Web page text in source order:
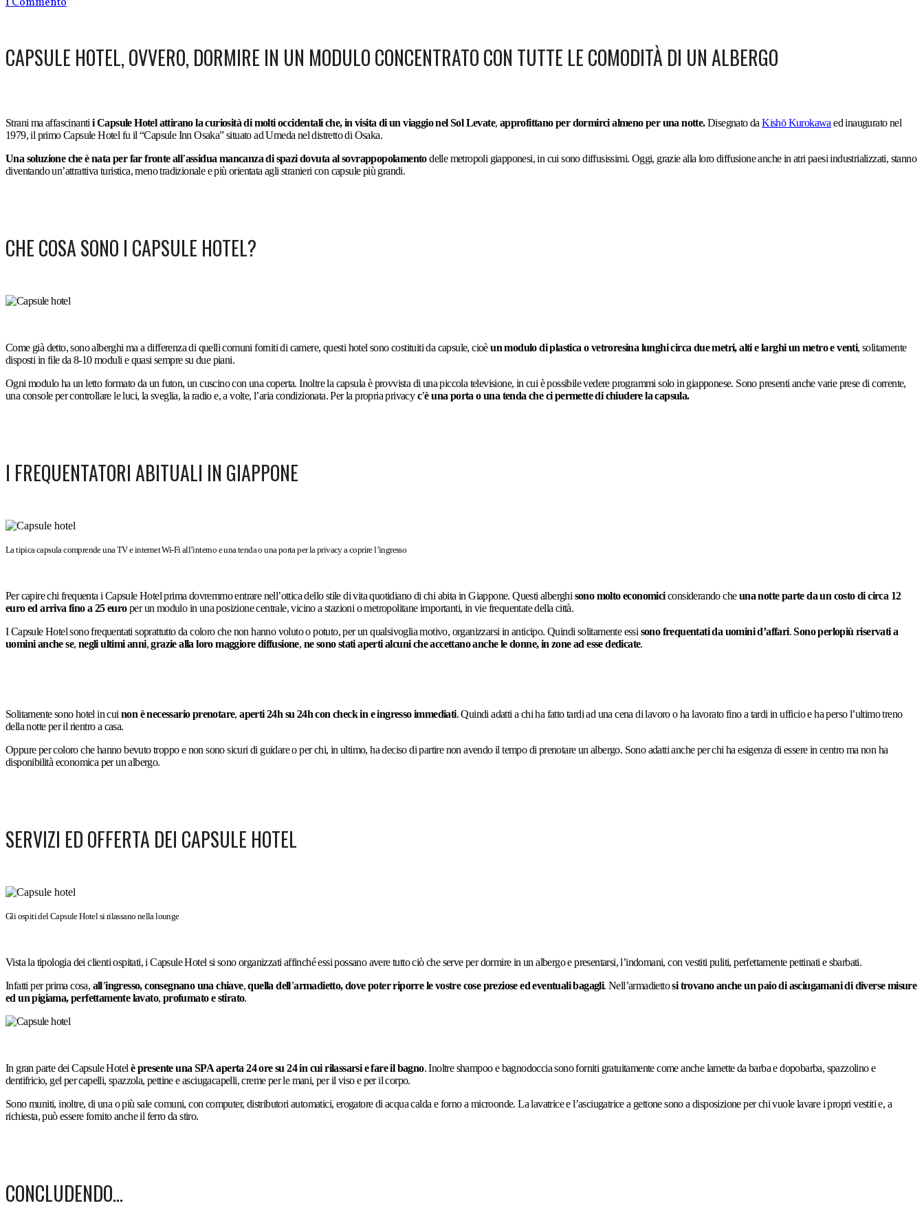
CAPSULE HOTEL, OVVERO, DORMIRE IN UN MODULO CONCENTRATO CON TUTTE LE COMODITÀ DI UN ALBERGO
Strani ma affascinantii Capsule Hotel attirano la curiosità di molti occidentali che, in visita di un viaggio nel Sol Levate, approfittano per dormirci almeno per una notte.Disegnato daKishō Kurokawa ed inaugurato nel
1979, il primo Capsule Hotel fu il “Capsule Inn Osaka” situato ad Umeda nel distretto di Osaka.
Una soluzione che è nata per far fronte all’assidua mancanza di spazi dovuta al sovrappopolamentodelle metropoli giapponesi, in cui sono diffusissimi. Oggi, grazie alla loro diffusione anche in atri paesi industrializzati, stanno
diventando un’attrattiva turistica, meno tradizionale e più orientata agli stranieri con capsule più grandi.
CHE COSA SONO I CAPSULE HOTEL?
Come già detto, sono alberghi ma a differenza di quelli comuni forniti di camere, questi hotel sono costituiti da capsule, cioèun modulo di plastica o vetroresina lunghi circa due metri, alti e larghi un metro e venti, solitamente
disposti in file da 8-10 moduli e quasi sempre su due piani.
Ogni modulo ha un letto formato da un futon, un cuscino con una coperta. Inoltre la capsula è provvista di una piccola televisione, in cui è possibile vedere programmi solo in giapponese. Sono presenti anche varie prese di corrente,
una console per controllare le luci, la sveglia, la radio e, a volte, l’aria condizionata. Per la propria privacyc’è una porta o una tenda che ci permette di chiudere la capsula.
I FREQUENTATORI ABITUALI IN GIAPPONE
La tipica capsula comprende una TV e internet Wi-Fi all’interno e una tenda o una porta per la privacy a coprire l’ingresso
Per capire chi frequenta i Capsule Hotel prima dovremmo entrare nell’ottica dello stile di vita quotidiano di chi abita in Giappone. Questi alberghi sono molto economiciconsiderando cheuna notte parte da un costo di circa 12
euro ed arriva fino a 25 europer un modulo in una posizione centrale, vicino a stazioni o metropolitane importanti, in vie frequentate della città.
I Capsule Hotel sono frequentati soprattutto da coloro che non hanno voluto o potuto, per un qualsivoglia motivo, organizzarsi in anticipo. Quindi solitamente essi sono frequentati da uomini d’affari.Sono perlopiù riservati a
uomini anche se, negli ultimi anni,grazie alla loro maggiore diffusione, ne sono stati aperti alcuni che accettano anche le donne, in zone ad esse dedicate.
Solitamente sono hotel in cui non è necessario prenotare,aperti 24h su 24h con check in e ingresso immediati. Quindi adatti a chi ha fatto tardi ad una cena di lavoro o ha lavorato fino a tardi in ufficio e ha perso l’ultimo treno
della notte per il rientro a casa.
Oppure per coloro che hanno bevuto troppo e non sono sicuri di guidare o per chi, in ultimo, ha deciso di partire non avendo il tempo di prenotare un albergo. Sono adatti anche per chi ha esigenza di essere in centro ma non ha
disponibilità economica per un albergo.
SERVIZI ED OFFERTA DEI CAPSULE HOTEL
Gli ospiti del Capsule Hotel si rilassano nella lounge
Vista la tipologia dei clienti ospitati, i Capsule Hotel si sono organizzati affinché essi possano avere tutto ciò che serve per dormire in un albergo e presentarsi, l’indomani, con vestiti puliti, perfettamente pettinati e sbarbati.
Infatti per prima cosa, all’ingresso, consegnano una chiave,quella dell’armadietto, dove poter riporre le vostre cose preziose ed eventuali bagagli. Nell’armadiettosi trovano anche un paio di asciugamani di diverse misure
ed un pigiama, perfettamente lavato, profumato e stirato.
In gran parte dei Capsule Hotel è presente una SPA aperta 24 ore su 24 in cui rilassarsi e fare il bagno. Inoltre shampoo e bagnodoccia sono forniti gratuitamente come anche lamette da barba e dopobarba, spazzolino e
dentifricio, gel per capelli, spazzola, pettine e asciugacapelli, creme per le mani, per il viso e per il corpo.
Sono muniti, inoltre, di una o più sale comuni, con computer, distributori automatici, erogatore di acqua calda e forno a microonde. La lavatrice e l’asciugatrice a gettone sono a disposizione per chi vuole lavare i propri vestiti e, a
richiesta, può essere fornito anche il ferro da stiro.
CONCLUDENDO…